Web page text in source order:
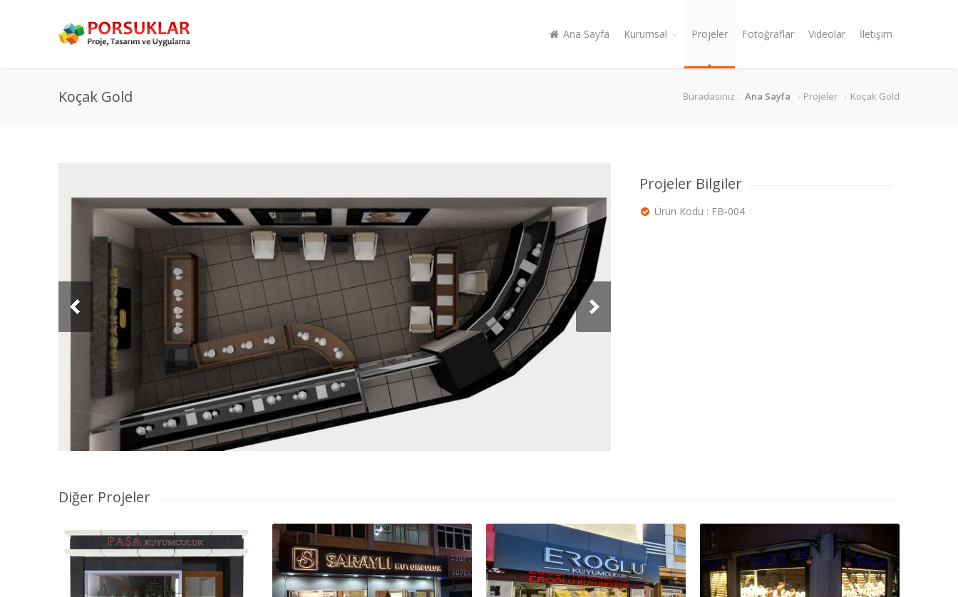
Ana Sayfa Kurumsal Projeler Fotoğraflar Videolar İletişim
Koçak Gold Buradasınız : Ana Sayfa Projeler Koçak Gold
Projeler Bilgiler
Ürün Kodu : FB-004
Diğer Projeler